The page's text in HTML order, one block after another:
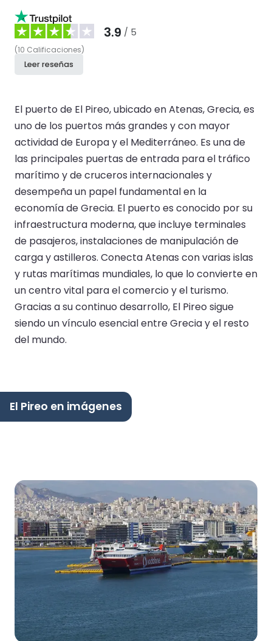
3.9 / 5
(10 Calificaciones)
Leer reseñas
El puerto de El Pireo, ubicado en Atenas, Grecia, es
uno de los puertos más grandes y con mayor
actividad de Europa y el Mediterráneo. Es una de
las principales puertas de entrada para el tráfico
marítimo y de cruceros internacionales y
desempeña un papel fundamental en la
economía de Grecia. El puerto es conocido por su
infraestructura moderna, que incluye terminales
de pasajeros, instalaciones de manipulación de
carga y astilleros. Conecta Atenas con varias islas
y rutas marítimas mundiales, lo que lo convierte en
un centro vital para el comercio y el turismo.
Gracias a su continuo desarrollo, El Pireo sigue
siendo un vínculo esencial entre Grecia y el resto
del mundo.
El Pireo en imágenes